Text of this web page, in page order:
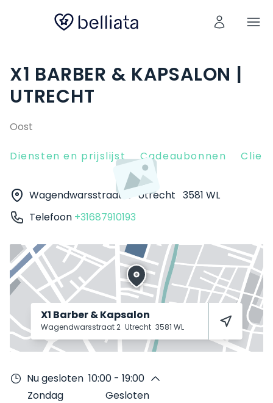
X1 BARBER & KAPSALON |
UTRECHT
Oost
Diensten en prijslijst Cadeaubonnen
Wagendwarsstraat 2 Utrecht 3581 WL
Telefoon +31687910193
X1 Barber & Kapsalon
Wagendwarsstraat 2 Utrecht 3581 WL
Nu gesloten 10:00 - 19:00
Zondag
Gesloten